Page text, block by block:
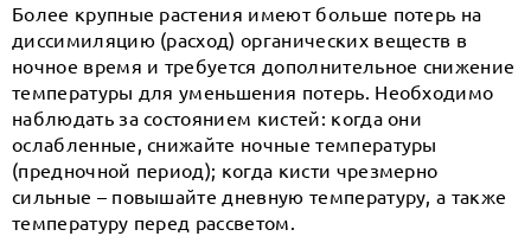
Более крупные растения имеют больше потерь на
диссимиляцию (расход) органических веществ в
ночное время и требуется дополнительное снижение
температуры для уменьшения потерь. Необходимо
наблюдать за состоянием кистей: когда они
ослабленные, снижайте ночные температуры
(предночной период); когда кисти чрезмерно
сильные – повышайте дневную температуру, а также
температуру перед рассветом.